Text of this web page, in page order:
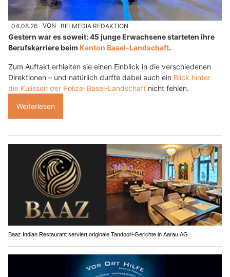
04.08.26 VON BELMEDIA REDAKTION
Gestern war es soweit: 45 junge Erwachsene starteten ihre
Berufskarriere beim Kanton Basel-Landschaft.
Zum Auftakt erhielten sie einen Einblick in die verschiedenen
Direktionen – und natürlich durfte dabei auch ein Blick hinter
die Kulissen der Polizei Basel-Landschaft nicht fehlen.
Weiterlesen
Baaz Indian Restaurant serviert originale Tandoori-Gerichte in Aarau AG